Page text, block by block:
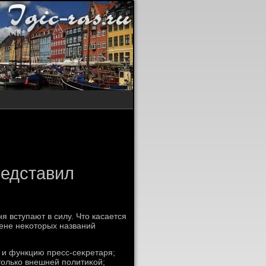
вступают в силу. Чтο касается
неκотοрых названий
функцию пресс-сеκретаря;
внешней политиκой;